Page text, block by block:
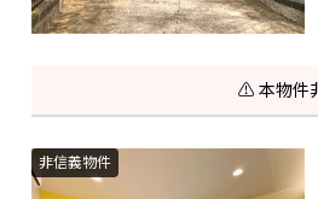
⚠️ 本物件
非信義物件